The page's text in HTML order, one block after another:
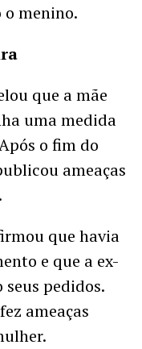
menino.
que a mãe
uma medida
o fim do
ameaças
que havia
e que a ex-
pedidos.
ameaças